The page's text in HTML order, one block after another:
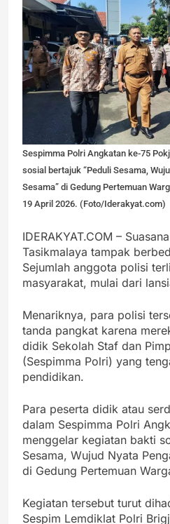
Sespimma Polri Angkatan ke-75
sosial bertajuk “Peduli Sesama,
Sesama” di Gedung Pertemuan
19 April 2026. (Foto/Iderakyat.com)
IDERAKYAT.COM –
Tasikmalaya tampak
Sejumlah anggota polisi
masyarakat, mulai dari
Menariknya, para polisi
tanda pangkat karena
didik Sekolah Staf dan
(Sespimma Polri) yang
pendidikan.
Para peserta didik atau
dalam Sespimma Polri
menggelar kegiatan bakti
Sesama, Wujud Nyata
di Gedung Pertemuan
Kegiatan tersebut turut
Sespim Lemdiklat Polri